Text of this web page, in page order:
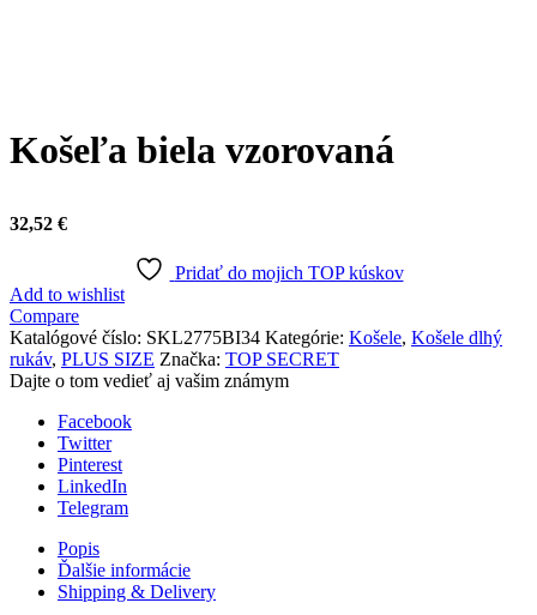
Košeľa biela vzorovaná
32,52 €
Pridať do mojich TOP kúskov
Add to wishlist
Compare
Katalógové číslo: SKL2775BI34 Kategórie: Košele, Košele dlhý
rukáv, PLUS SIZE Značka: TOP SECRET
Dajte o tom vedieť aj vašim známym
Facebook
Twitter
Pinterest
LinkedIn
Telegram
Popis
Ďalšie informácie
Shipping & Delivery